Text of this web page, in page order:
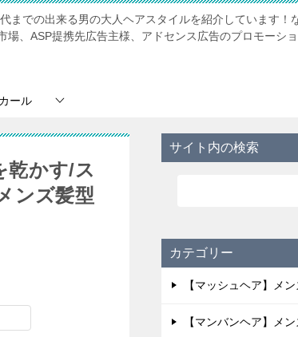
までの出来る男の大人ヘアスタイルを紹介しています！
場、ASP提携先広告主様、アドセンス広告のプロモーシ
ール
乾かす/ス
ンズ髪型
サイト内の検索
カテゴリー
【マッシュヘア】メ
【マンバンヘア】メ